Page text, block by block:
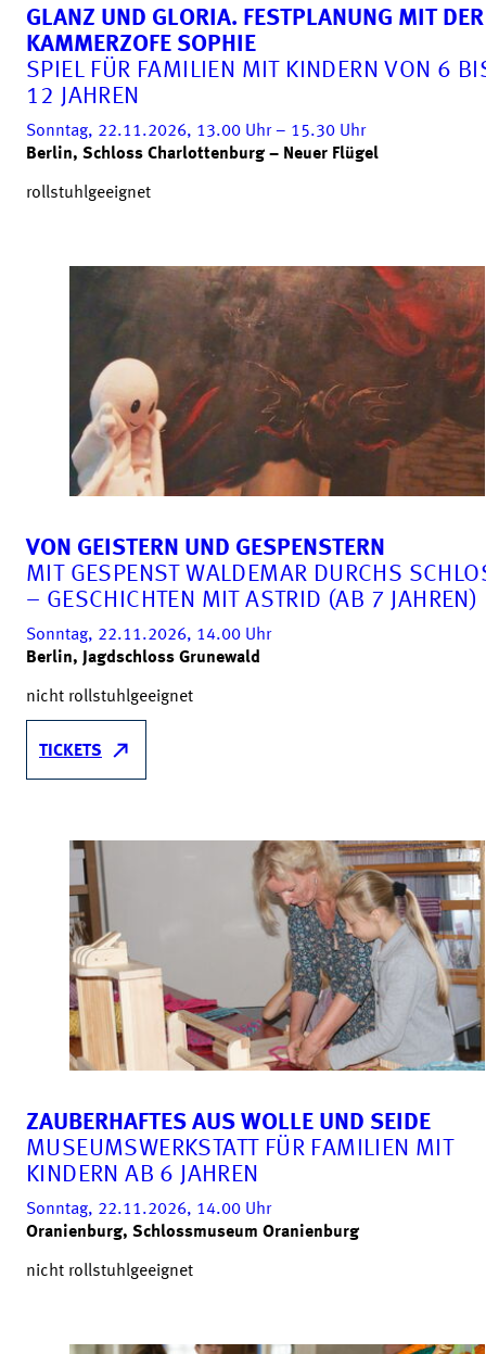
GLANZ UND GLORIA. FESTPLANUNG MIT DER
KAMMERZOFE SOPHIE
SPIEL FÜR FAMILIEN MIT KINDERN VON 6
12 JAHREN
Sonntag, 22.11.2026, 13.00 Uhr– 15.30 Uhr
Berlin, Schloss Charlottenburg – Neuer Flügel
rollstuhlgeeignet
VON GEISTERN UND GESPENSTERN
MIT GESPENST WALDEMAR DURCHS
– GESCHICHTEN MIT ASTRID (AB 7 JAHREN)
Sonntag, 22.11.2026, 14.00 Uhr
Berlin, Jagdschloss Grunewald
nicht rollstuhlgeeignet
TICKETS
ZAUBERHAFTES AUS WOLLE UND SEIDE
MUSEUMSWERKSTATT FÜR FAMILIEN MIT
KINDERN AB 6 JAHREN
Sonntag, 22.11.2026, 14.00 Uhr
Oranienburg, Schlossmuseum Oranienburg
nicht rollstuhlgeeignet